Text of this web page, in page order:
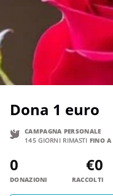
Dona 1 euro
CAMPAGNA PERSONALE
145 GIORNI RIMASTI FINO A
0
DONAZIONI
€0
RACCOLTI